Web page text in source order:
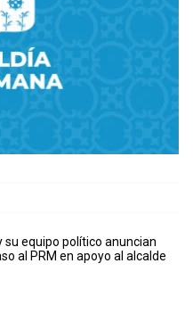
su equipo político anuncian
al PRM en apoyo al alcalde